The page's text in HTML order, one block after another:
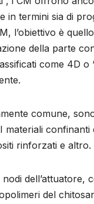
termini sia di
l’obiettivo è
della parte
come 4D o
comune,
rinforzati e altro.
dell’attuatore,
del